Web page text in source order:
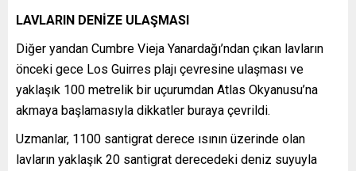
LAVLARIN DENİZE ULAŞMASI
Diğer yandan Cumbre Vieja Yanardağı’ndan çıkan lavların
önceki gece Los Guirres plajı çevresine ulaşması ve
yaklaşık 100 metrelik bir uçurumdan Atlas Okyanusu’na
akmaya başlamasıyla dikkatler buraya çevrildi.
Uzmanlar, 1100 santigrat derece ısının üzerinde olan
lavların yaklaşık 20 santigrat derecedeki deniz suyuyla